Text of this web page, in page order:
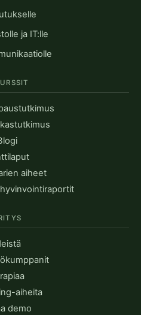
ja IT:lle
aiheet
aiheita
demo